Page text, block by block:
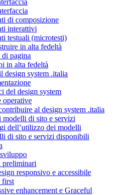
di composizione
interattivi
testuali (microtesti)
in alta fedeltà
pagina
in alta fedeltà
design system .italia
del design system
operative
al design system .italia
modelli di sito e servizi
dell’utilizzo dei modelli
di sito e servizi disponibili
preliminari
responsivo e accessibile
first
enhancement e Graceful